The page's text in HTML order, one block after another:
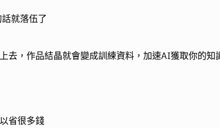
就落伍了
去，作品結晶就會變成訓練資料，加速AI獲取你的知
省很多錢